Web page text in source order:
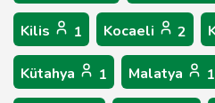
Kilis 1 Kocaeli 2
Kütahya 1 Malatya 1